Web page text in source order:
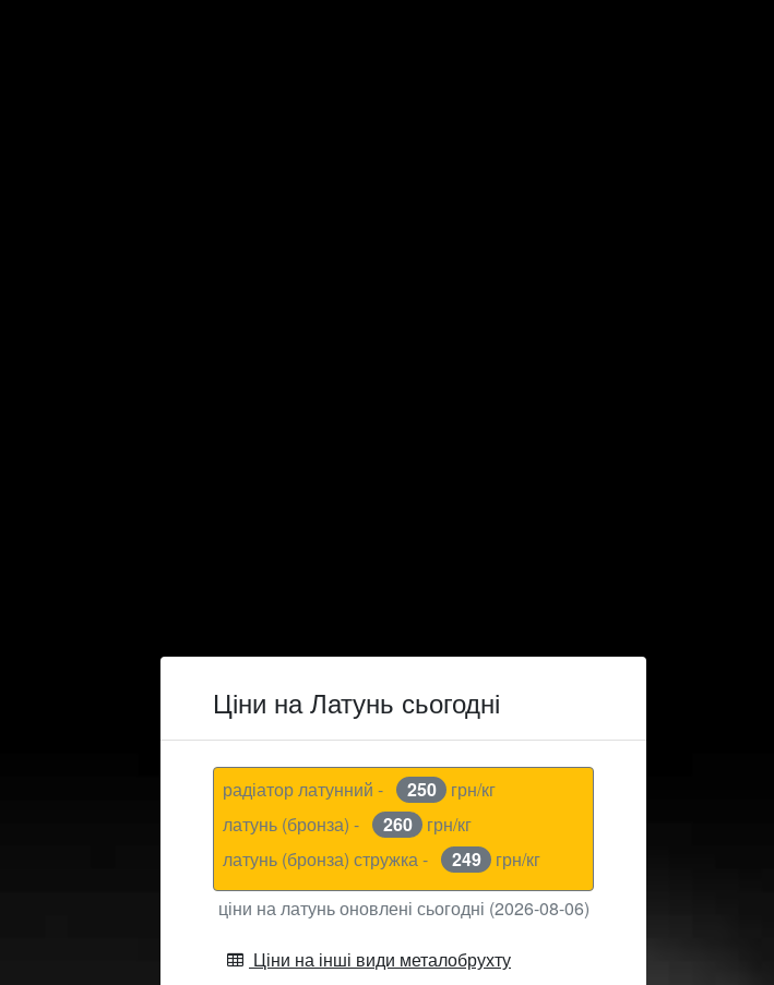
Ціни на Латунь сьогодні
радіатор латунний - 250
грн/кг
латунь (бронза) -
260
грн/кг
латунь (бронза) стружка -
249
грн/кг
ціни на латунь оновлені сьогодні (2026-08-06)
Ціни на інші види металобрухту